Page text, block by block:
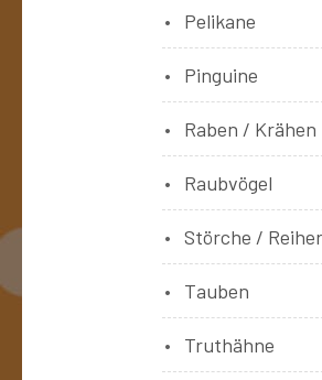
Pelikane
Pinguine
Raben / Krähen
Raubvögel
Störche / Reiher
Tauben
Truthähne